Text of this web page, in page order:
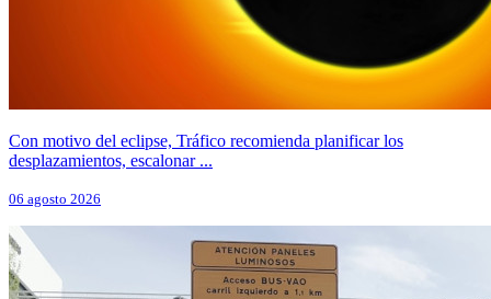
Con motivo del eclipse, Tráfico recomienda planificar los
desplazamientos, escalonar ...
06 agosto 2026